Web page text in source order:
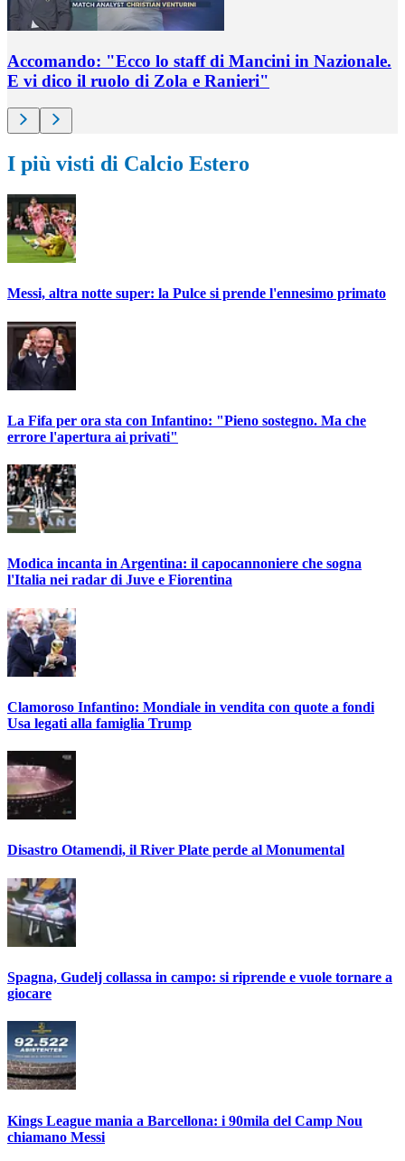
Accomando: "Ecco lo staff di Mancini in Nazionale.
E vi dico il ruolo di Zola e Ranieri"
I più visti di Calcio Estero
Messi, altra notte super: la Pulce si prende l'ennesimo primato
La Fifa per ora sta con Infantino: "Pieno sostegno. Ma che
errore l'apertura ai privati"
Modica incanta in Argentina: il capocannoniere che sogna
l'Italia nei radar di Juve e Fiorentina
Clamoroso Infantino: Mondiale in vendita con quote a fondi
Usa legati alla famiglia Trump
Disastro Otamendi, il River Plate perde al Monumental
Spagna, Gudelj collassa in campo: si riprende e vuole tornare a
giocare
Kings League mania a Barcellona: i 90mila del Camp Nou
chiamano Messi